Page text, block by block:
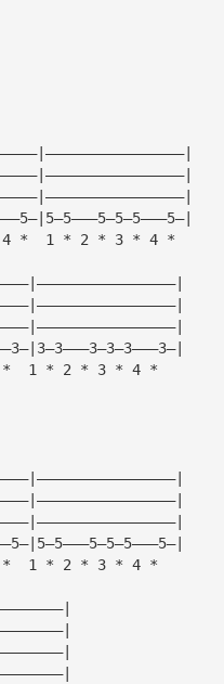
*  1 * 2 * 3 * 4 *
1 * 2 * 3 * 4 *
1 * 2 * 3 * 4 *